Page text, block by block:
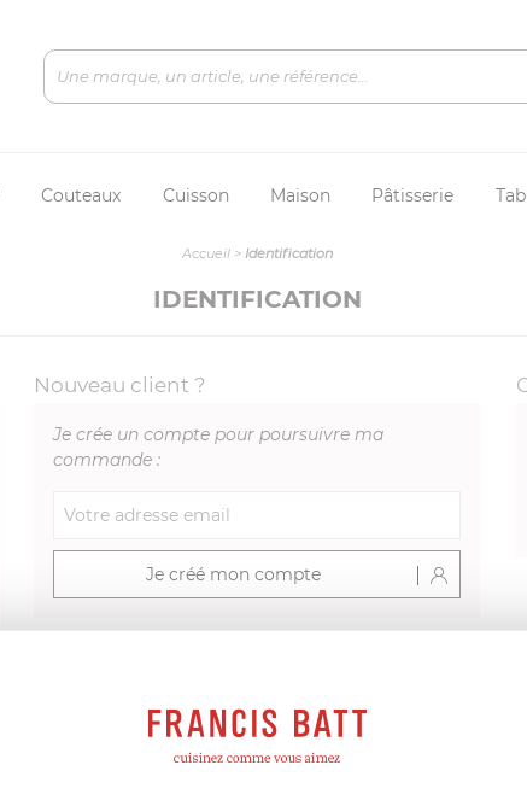
Couteaux Cuisson Maison Pâtisserie
Accueil> Identification
IDENTIFICATION
Nouveau client ?
Je crée un compte pour poursuivre ma
commande :
Je créé mon compte